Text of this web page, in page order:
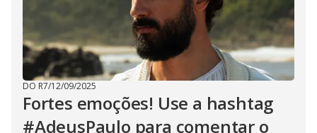
DO R7/12/09/2025
Fortes emoções! Use a hashtag
#AdeusPaulo para comentar o